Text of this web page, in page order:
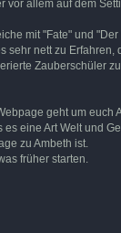
allem auf dem
mit "Fate" und
nett zu
Zauberschüler
geht um
eine Art Welt und
zu Ambeth ist.
früher starten.